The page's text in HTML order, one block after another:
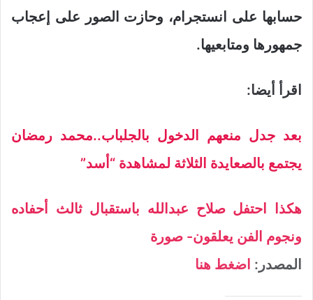
حسابها على انستجرام، وحازت الصور على إعجاب
جمهورها ومتابعيها.
اقرأ أيضا:
بعد جدل منعهم الدخول بالجلباب..محمد رمضان
يجتمع بالصعايدة الثلاثة لمشاهدة “أسد”
هكذا احتفل صلاح عبدالله باستقبال ثالث أحفاده
ونجوم الفن يعلقون- صورة
المصدر: اضغط هنا